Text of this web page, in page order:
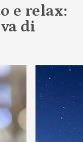
e relax:
di